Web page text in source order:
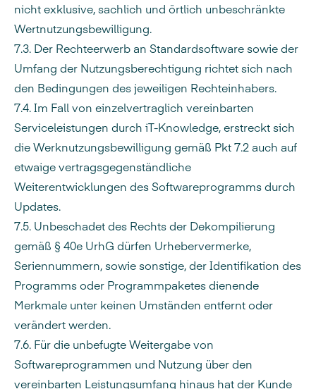
nicht exklusive, sachlich und örtlich unbeschränkte
Wertnutzungsbewilligung.
7.3. Der Rechteerwerb an Standardsoftware sowie der
Umfang der Nutzungsberechtigung richtet sich nach
den Bedingungen des jeweiligen Rechteinhabers.
7.4.Im Fall von einzelvertraglich vereinbarten
Serviceleistungen durch iT-Knowledge, erstreckt sich
die Werknutzungsbewilligung gemäß Pkt 7.2 auch auf
etwaige vertragsgegenständliche
Weiterentwicklungen des Softwareprogramms durch
Updates.
7.5. Unbeschadet des Rechts der Dekompilierung
gemäß § 40e UrhG dürfen Urhebervermerke,
Seriennummern, sowie sonstige, der Identifikation des
Programms oder Programmpaketes dienende
Merkmale unter keinen Umständen entfernt oder
verändert werden.
7.6. Für die unbefugte Weitergabe von
Softwareprogrammen und Nutzung über den
vereinbarten Leistungsumfang hinaus hat der Kunde